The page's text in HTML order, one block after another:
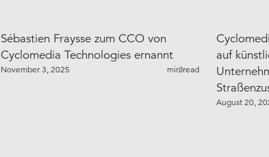
Sébastien Fraysse zum CCO von
Cyclomedia Technologies ernannt
November 3, 2025 3
min read
auf
August 20,